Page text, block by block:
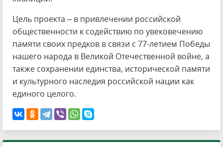
Цель проекта – в привлечении российской
общественности к содействию по увековечению
памяти своих предков в связи с 77-летием Победы
нашего народа в Великой Отечественной войне, а
также сохранении единства, исторической памяти
и культурного наследия российской нации как
единого целого.